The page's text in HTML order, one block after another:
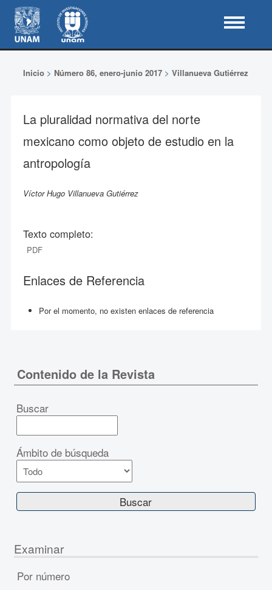
Inicio> Número 86, enero-junio 2017> Villanueva Gutiérrez
La pluralidad normativa del norte
mexicano como objeto de estudio en la
antropología
Víctor Hugo Villanueva Gutiérrez
Texto completo:
PDF
Enlaces de Referencia
Por el momento, no existen enlaces de referencia
Contenido de la Revista
Buscar
Ámbito de búsqueda
Examinar
Por número